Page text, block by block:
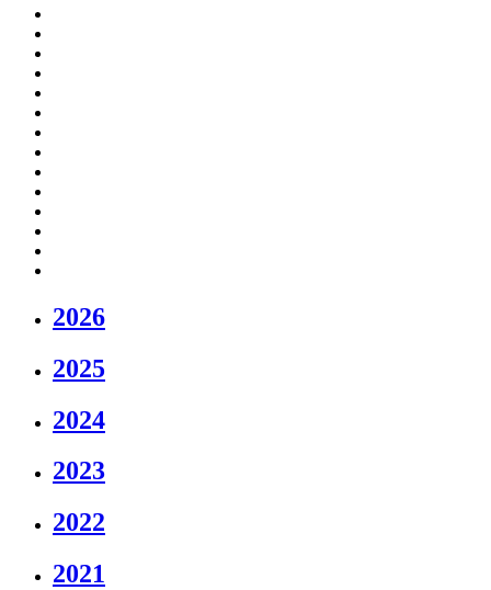
2026
2025
2024
2023
2022
2021